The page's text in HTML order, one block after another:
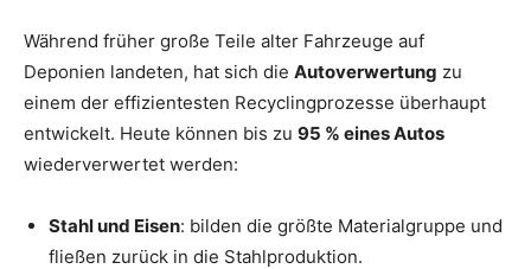
Während früher große Teile alter Fahrzeuge auf
Deponien landeten, hat sich die Autoverwertung zu
einem der effizientesten Recyclingprozesse überhaupt
entwickelt. Heute können bis zu 95 % eines Autos
wiederverwertet werden:
Stahl und Eisen: bilden die größte Materialgruppe und
fließen zurück in die Stahlproduktion.